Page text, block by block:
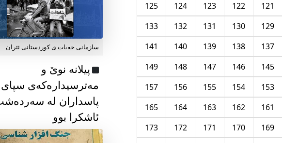
121
122
123
124
125
129
130
131
132
133
137
138
139
140
141
145
146
147
148
149
153
154
155
156
157
161
162
163
164
165
169
170
171
172
173
سازمانی خەبات ی كوردستانی ئێران
پیلانە نوێ و
مەترسیدارەکەی سپای
پاسداران لە
ئاشکرا بوو